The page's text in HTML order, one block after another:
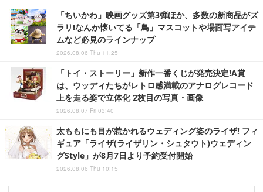
「ちいかわ」映画グッズ第3弾ほか、多数の新商品がズ
ラリ!なんか懐いてる「鳥」マスコットや場面写アイテ
ムなど必見のラインナップ
2026.08.06 Thu 11:25
「トイ・ストーリー」新作一番くじが発売決定!A賞
は、ウッディたちがレトロ感満載のアナログレコード
上を走る姿で立体化 2枚目の写真・画像
2026.08.07 Fri 03:40
太ももにも目が惹かれるウェディング姿のライザ! フィ
ギュア「ライザ(ライザリン・シュタウト)ウェディン
グStyle」が8月7日より予約受付開始
2026.08.06 Thu 10:15